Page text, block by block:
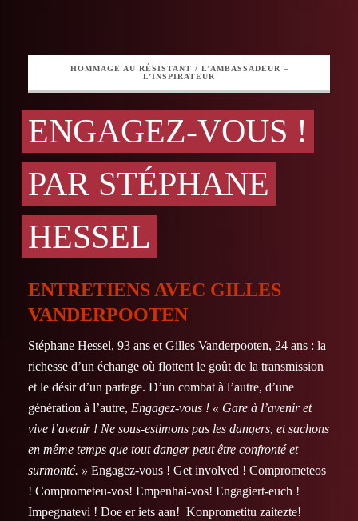
HOMMAGE AU RÉSISTANT / L’AMBASSADEUR –
L’INSPIRATEUR
ENGAGEZ-VOUS !
PAR STÉPHANE
HESSEL
ENTRETIENS AVEC GILLES
VANDERPOOTEN
Stéphane Hessel, 93 ans et Gilles Vanderpooten, 24 ans : la
richesse d’un échange où flottent le goût de la transmission
et le désir d’un partage. D’un combat à l’autre, d’une
génération à l’autre, Engagez-vous ! « Gare à l’avenir et
vive l’avenir ! Ne sous-estimons pas les dangers, et sachons
en même temps que tout danger peut être confronté et
surmonté. » Engagez-vous ! Get involved ! Comprometeos
! Comprometeu-vos! Empenhai-vos! Engagiert-euch !
Impegnatevi ! Doe er iets aan! Konprometitu zaitezte!